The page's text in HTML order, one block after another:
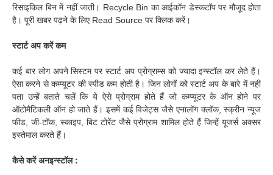
रिसाइकिल बिन में नहीं जाती। Recycle Bin का आईकॉन डेस्कटॉप पर मौजूद होता
है। पूरी खबर पढ़ने के लिए Read Source पर क्लिक करें।
स्टार्ट अप करें कम
कई बार लोग अपने सिस्टम पर स्टार्ट अप प्रोग्राम्स को ज्यादा इन्स्टॉल कर लेते हैं।
ऐसा करने से कम्प्यूटर की स्पीड कम होती है। जिन लोगों को स्टार्ट अप के बारे में नहीं
पता उन्हें बताते चलें कि ये ऐसे प्रोग्राम होते हैं जो कम्प्यूटर के ऑन होने पर
ऑटोमैटिकली ऑन हो जाते हैं। इसमें कई विजेट्स जैसे एनालॉग क्लॉक, स्क्रीन न्यूज
फीड, जी-टॉक, स्काइप, बिट टोरेंट जैसे प्रोग्राम शामिल होते हैं जिन्हें यूजर्स अक्सर
इस्तेमाल करते हैं।
कैसे करें अनइन्स्टॉल :